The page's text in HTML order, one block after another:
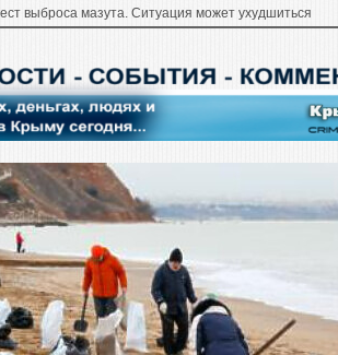
выброса мазута. Ситуация может ухудшиться